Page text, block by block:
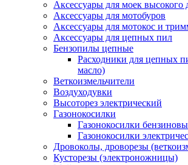
Аксессуары для моек высокого
Аксессуары для мотобуров
Аксессуары для мотокос и
Аксессуары для цепных пил
Бензопилы цепные
Расходники для цепных
масло)
Веткоизмельчители
Воздуходувки
Высоторез электрический
Газонокосилки
Газонокосилки
Газонокосилки
Дровоколы, дроворезы
Кусторезы (электроножницы)